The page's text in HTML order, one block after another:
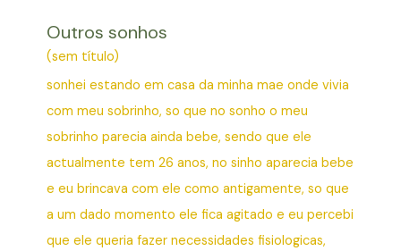
Outros sonhos
(sem título)
sonhei estando em casa da minha mae onde vivia
com meu sobrinho, so que no sonho o meu
sobrinho parecia ainda bebe, sendo que ele
actualmente tem 26 anos, no sinho aparecia bebe
e eu brincava com ele como antigamente, so que
a um dado momento ele fica agitado e eu percebi
que ele queria fazer necessidades fisiologicas,